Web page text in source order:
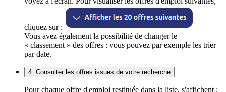
cliquez sur :
Vous avez également la possibilité de changer le
« classement » des offres : vous pouvez par exemple les trier
par date.
4. Consulter les offres issues de votre recherche
Pour chaque offre d'emploi restituée dans la liste, s'affichent :